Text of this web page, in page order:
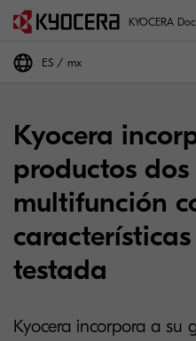
KYOCERA
ES mx
Kyocera
productos
multifunción
testada
Kyocera incorpora a su